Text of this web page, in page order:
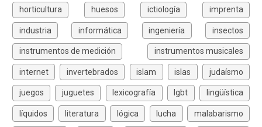
horticultura huesos ictiología imprenta
industria informática ingeniería insectos
instrumentos de medición instrumentos musicales
internet invertebrados islam islas judaísmo
juegos juguetes lexicografía lgbt lingüística
líquidos literatura lógica lucha malabarismo